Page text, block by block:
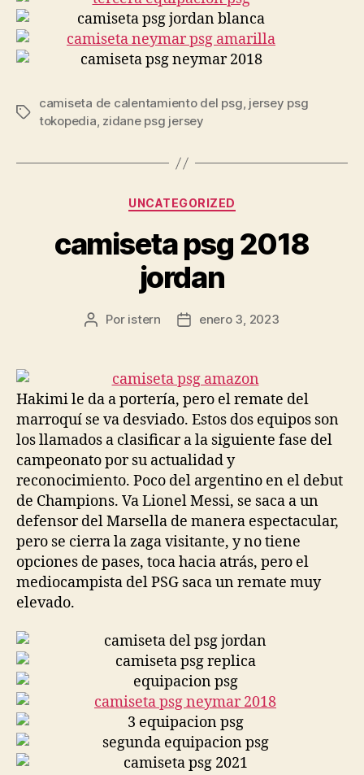
Etiquetas
camiseta de calentamiento del psg, jersey psg
tokopedia, zidane psg jersey
Categorías
UNCATEGORIZED
camiseta psg 2018
jordan
Autor
entrada
Por istern
Fecha
entrada
enero 3, 2023
Hakimi le da a portería, pero el remate del
marroquí se va desviado. Estos dos equipos son
los llamados a clasificar a la siguiente fase del
campeonato por su actualidad y
reconocimiento. Poco del argentino en el debut
de Champions. Va Lionel Messi, se saca a un
defensor del Marsella de manera espectacular,
pero se cierra la zaga visitante, y no tiene
opciones de pases, toca hacia atrás, pero el
mediocampista del PSG saca un remate muy
elevado.